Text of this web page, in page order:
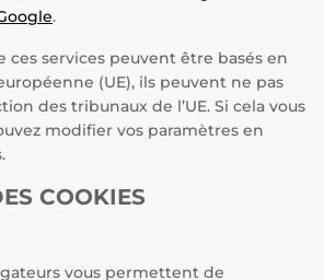
.
ces services peuvent être basés en
(UE), ils peuvent ne pas
des tribunaux de l’UE. Si cela vous
modifier vos paramètres en
COOKIES
vous permettent de